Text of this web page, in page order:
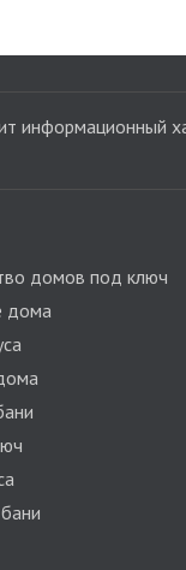
информационный
домов под ключ
дома